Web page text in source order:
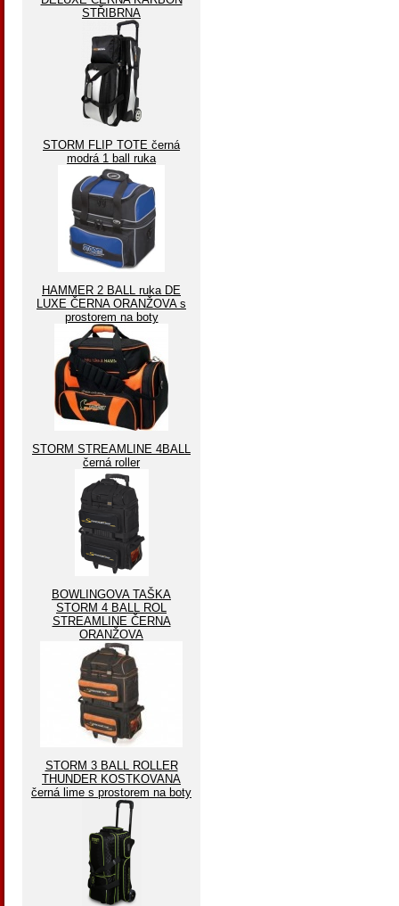
STŘIBRNA
STORM FLIP TOTE černá
modrá 1 ball ruka
HAMMER 2 BALL ruka DE
LUXE ČERNA ORANŽOVA s
prostorem na boty
STORM STREAMLINE 4BALL
černá roller
BOWLINGOVA TAŠKA
STORM 4 BALL ROL
STREAMLINE ČERNA
ORANŽOVA
STORM 3 BALL ROLLER
THUNDER KOSTKOVANA
černá lime s prostorem na boty